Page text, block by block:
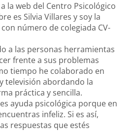
la web del Centro Psicológico
es Silvia Villares y soy la
número de colegiada CV-
a las personas herramientas
frente a sus problemas
tiempo he colaborado en
televisión abordando la
práctica y sencilla.
ayuda psicológica porque en
infeliz. Si es así,
respuestas que estés